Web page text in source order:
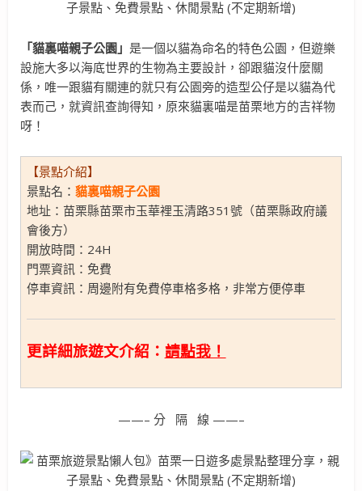
「貓裏喵親子公園」 是一個以貓為命名的特色公園，但遊樂
設施大多以海底世界的生物為主要設計，卻跟貓沒什麼關
係，唯一跟貓有關連的就只有公園旁的造型公仔是以貓為代
表而己，就資訊查詢得知，原來貓裏喵是苗栗地方的吉祥物
呀！
【景點介紹】
景點名： 貓裏喵親子公園
地址：苗栗縣苗栗市玉華裡玉清路351號（苗栗縣政府議
會後方）
開放時間：24H
門票資訊：免費
停車資訊：周邊附有免費停車格多格，非常方便停車
更詳細旅遊文介紹： 請點我！
——– 分 隔 線 ——–